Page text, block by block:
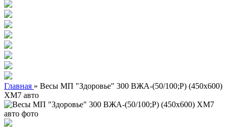
Главная » Весы МП "Здоровье" 300 ВЖА-(50/100;Р) (450х600)
ХМ7 авто